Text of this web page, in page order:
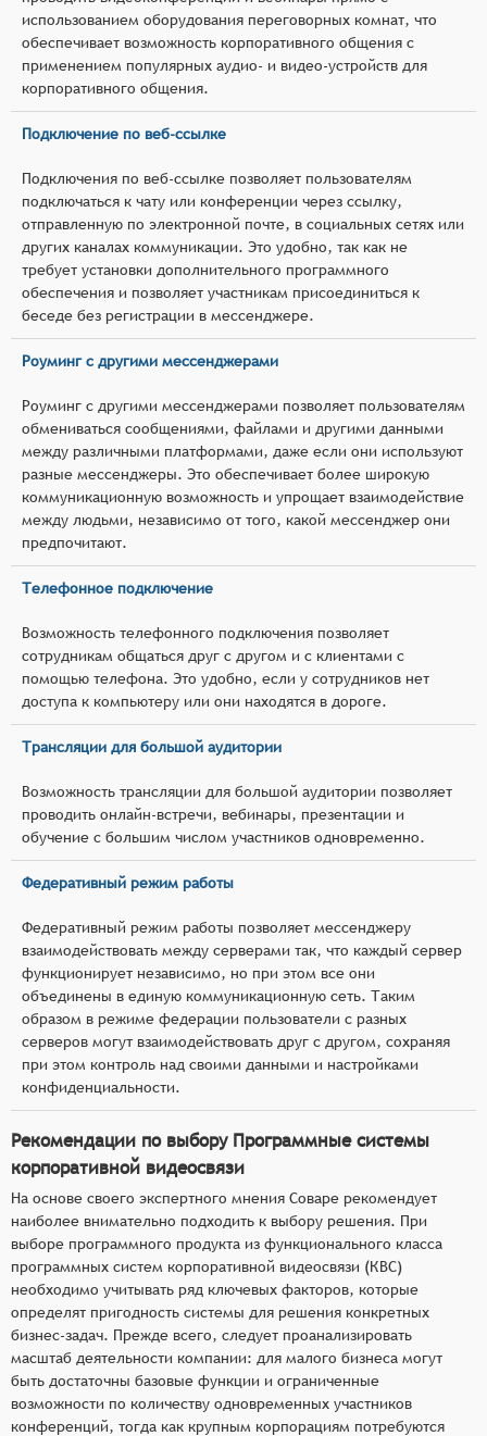
использованием оборудования переговорных комнат, что
обеспечивает возможность корпоративного общения с
применением популярных аудио- и видео-устройств для
корпоративного общения.
Подключение по веб-ссылке
Подключения по веб-ссылке позволяет пользователям
подключаться к чату или конференции через ссылку,
отправленную по электронной почте, в социальных сетях или
других каналах коммуникации. Это удобно, так как не
требует установки дополнительного программного
обеспечения и позволяет участникам присоединиться к
беседе без регистрации в мессенджере.
Роуминг с другими мессенджерами
Роуминг с другими мессенджерами позволяет пользователям
обмениваться сообщениями, файлами и другими данными
между различными платформами, даже если они используют
разные мессенджеры. Это обеспечивает более широкую
коммуникационную возможность и упрощает взаимодействие
между людьми, независимо от того, какой мессенджер они
предпочитают.
Телефонное подключение
Возможность телефонного подключения позволяет
сотрудникам общаться друг с другом и с клиентами с
помощью телефона. Это удобно, если у сотрудников нет
доступа к компьютеру или они находятся в дороге.
Трансляции для большой аудитории
Возможность трансляции для большой аудитории позволяет
проводить онлайн-встречи, вебинары, презентации и
обучение с большим числом участников одновременно.
Федеративный режим работы
Федеративный режим работы позволяет мессенджеру
взаимодействовать между серверами так, что каждый сервер
функционирует независимо, но при этом все они
объединены в единую коммуникационную сеть. Таким
образом в режиме федерации пользователи с разных
серверов могут взаимодействовать друг с другом, сохраняя
при этом контроль над своими данными и настройками
конфиденциальности.
Рекомендации по выбору Программные системы
корпоративной видеосвязи
На основе своего экспертного мнения Соваре рекомендует
наиболее внимательно подходить к выбору решения. При
выборе программного продукта из функционального класса
программных систем корпоративной видеосвязи (КВС)
необходимо учитывать ряд ключевых факторов, которые
определят пригодность системы для решения конкретных
бизнес-задач. Прежде всего, следует проанализировать
масштаб деятельности компании: для малого бизнеса могут
быть достаточны базовые функции и ограниченные
возможности по количеству одновременных участников
конференций, тогда как крупным корпорациям потребуются